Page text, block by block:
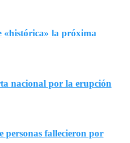
«histórica» la próxima
nacional por la erupción
personas fallecieron por